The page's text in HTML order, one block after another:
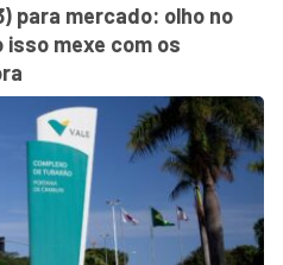
para mercado: olho no
mexe com os